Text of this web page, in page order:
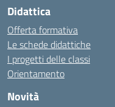
Didattica
Offerta formativa
Le schede didattiche
I progetti delle classi
Orientamento
Novità